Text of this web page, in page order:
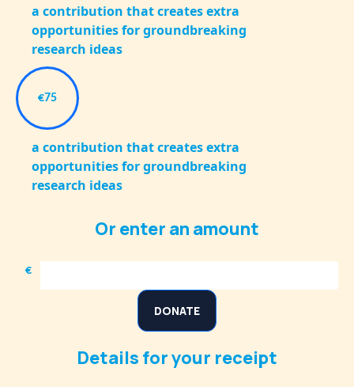
a contribution that creates extra
opportunities for groundbreaking
research ideas
€75
a contribution that creates extra
opportunities for groundbreaking
research ideas
Or enter an amount
€
DONATE
Details for your receipt